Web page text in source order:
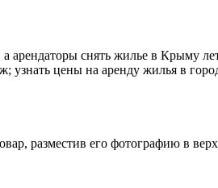
снять жилье в Крыму
узнать цены на аренду жилья в
разместив его фотографию в